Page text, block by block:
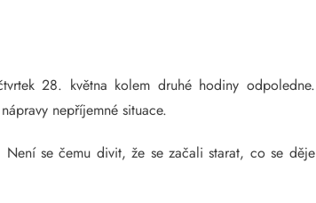
28. května kolem druhé hodiny odpoledne.
nepříjemné situace.
se čemu divit, že se začali starat, co se děje